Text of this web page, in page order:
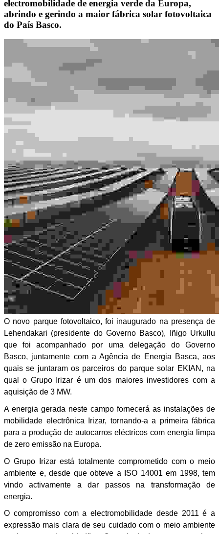
electromobilidade de energia verde da Europa,
abrindo e gerindo a maior fábrica solar fotovoltaica
do País Basco.
O novo parque fotovoltaico, foi inaugurado na presença de
Lehendakari (presidente do Governo Basco), Iñigo Urkullu
que foi acompanhado por uma delegação do Governo
Basco, juntamente com a Agência de Energia Basca, aos
quais se juntaram os parceiros do parque solar EKIAN, na
qual o Grupo Irizar é um dos maiores investidores com a
aquisição de 3 MW.
A energia gerada neste campo fornecerá as instalações de
mobilidade electrônica Irizar, tornando-a a primeira fábrica
para a produção de autocarros eléctricos com energia limpa
de zero emissão na Europa.
O Grupo Irizar está totalmente comprometido com o meio
ambiente e, desde que obteve a ISO 14001 em 1998, tem
vindo activamente a dar passos na transformação de
energia.
O compromisso com a electromobilidade desde 2011 é a
expressão mais clara de seu cuidado com o meio ambiente